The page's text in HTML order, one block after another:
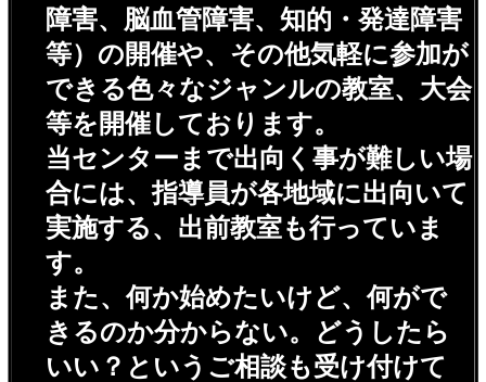
障害、脳血管障害、知的・発達障害
等）の開催や、その他気軽に参加が
できる色々なジャンルの教室、大会
等を開催しております。
当センターまで出向く事が難しい場
合には、指導員が各地域に出向いて
実施する、出前教室も行っていま
す。
また、何か始めたいけど、何がで
きるのか分からない。どうしたら
いい？というご相談も受け付けて